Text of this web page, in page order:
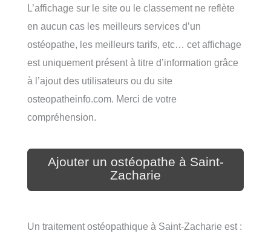
L’affichage sur le site ou le classement ne reflète
en aucun cas les meilleurs services d’un
ostéopathe, les meilleurs tarifs, etc… cet affichage
est uniquement présent à titre d’information grâce
à l’ajout des utilisateurs ou du site
osteopatheinfo.com. Merci de votre
compréhension.
Ajouter un ostéopathe à Saint-
Zacharie
Un traitement ostéopathique à Saint-Zacharie est :